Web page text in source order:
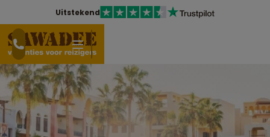
Uitstekend